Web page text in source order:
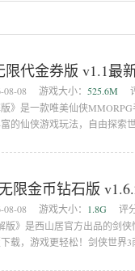
限代金券版 v1.1最
08-08 游戏大小： 525.6M
版》是一款唯美仙侠
的仙侠游戏玩法，自由探索
限金币钻石版
08-08 游戏大小： 1.8G
评
版》是西山居官方出品的剑
载，游戏更轻松！剑侠世界